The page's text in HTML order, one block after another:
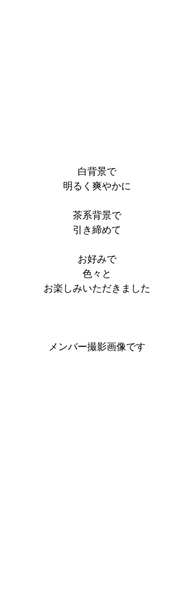
白背景で
明るく爽やかに
茶系背景で
引き締めて
お好みで
色々と
お楽しみいただきました
メンバー撮影画像です